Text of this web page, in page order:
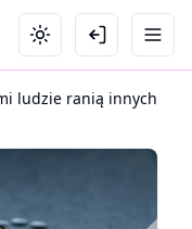
ludzie ranią innych